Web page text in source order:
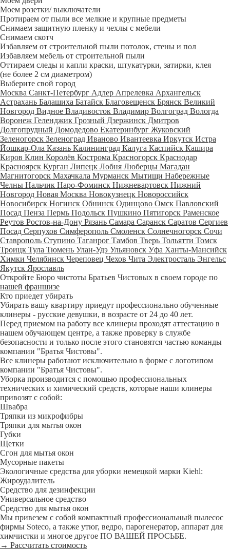
Моем розетки/ выключатели
Протираем от пыли все мелкие и крупные предметы
Снимаем защитную пленку и чехлы с мебели
Снимаем скотч
Избавляем от строительной пыли потолок, стены и пол
Избавляем мебель от строительной пыли
Оттираем следы и капли краски, штукатурки, затирки, клея
(не более 2 см диаметром)
Выберите свой город
Москва Санкт-Петербург Адлер Апрелевка Архангельск
Астрахань Балашиха Батайск Благовещенск Брянск Великий
Новгород Видное Владивосток Владимир Волгоград Вологда
Воронеж Геленджик Грозный Дзержинск Дмитров
Долгопрудный Домодедово Екатеринбург Жуковский
Зеленогорск Зеленоград Иваново Ивантеевка Иркутск Истра
Йошкар-Ола Казань Калининград Калуга Каспийск Кашира
Киров Клин Королёв Кострома Красногорск Краснодар
Красноярск Курган Липецк Лобня Люберцы Магадан
Магнитогорск Махачкала Мурманск Мытищи Набережные
Челны Нальчик Наро-Фоминск Нижневартовск Нижний
Новгород Новая Москва Новокузнецк Новороссийск
Новосибирск Ногинск Обнинск Одинцово Омск Павловский
Посад Пенза Пермь Подольск Пушкино Пятигорск Раменское
Реутов Ростов-на-Дону Рязань Самара Саранск Саратов Сергиев
Посад Серпухов Симферополь Смоленск Солнечногорск Сочи
Ставрополь Ступино Таганрог Тамбов Тверь Тольятти Томск
Троицк Тула Тюмень Улан-Удэ Ульяновск Уфа Ханты-Мансийск
Химки Челябинск Череповец Чехов Чита Электросталь Энгельс
Якутск Ярославль
Откройте Бюро чистоты Братьев Чистовых в своем городе по
нашей франшизе
Кто приедет убирать
Убирать вашу квартиру приедут профессионально обученные
клинеры - русские девушки, в возрасте от 24 до 40 лет.
Перед приемом на работу все клинеры проходят аттестацию в
нашем обучающем центре, а также проверку в службе
безопасности и только после этого становятся частью команды
компании "Братья Чистовы".
Все клинеры работают исключительно в форме с логотипом
компании "Братья Чистовы".
Уборка производится с помощью профессиональных
технических и химический средств, которые наши клинеры
привозят с собой:
Швабра
Тряпки из микрофибры
Тряпки для мытья окон
Губки
Щетки
Сгон для мытья окон
Мусорные пакеты
Экологичные средства для уборки немецкой марки Kiehl:
Жироудалитель
Средство для дезинфекции
Универсальное средство
Средство для мытья окон
Мы привезем с собой компактный профессиональный пылесос
фирмы Soteco, а также утюг, ведро, парогенератор, аппарат для
химчистки и многое другое ПО ВАШЕЙ ПРОСЬБЕ.
→ Рассчитать стоимость